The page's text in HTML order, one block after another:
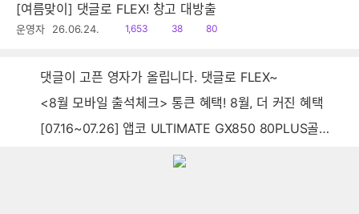
[여름맞이] 댓글로 FLEX! 창고 대방출
운영자 26.06.24.
읽
1,653
공
38
댓
80
댓글이 고픈 영자가 올립니다. 댓글로 FLEX~
<8월 모바일 출석체크> 통큰 혜택! 8월, 더 커진 혜택
[07.16~07.26] 앱코 ULTIMATE GX850 80PLUS골드 풀모듈러 ATX3.0 블랙